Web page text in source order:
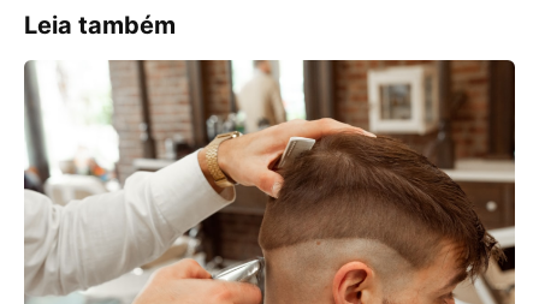
Leia também